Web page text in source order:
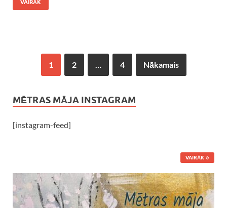
VAIRĀK
1 2 … 4 Nākamais
MĒTRAS MĀJA INSTAGRAM
[instagram-feed]
VAIRĀK